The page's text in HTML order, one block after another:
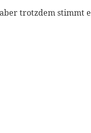
trotzdem stimmt